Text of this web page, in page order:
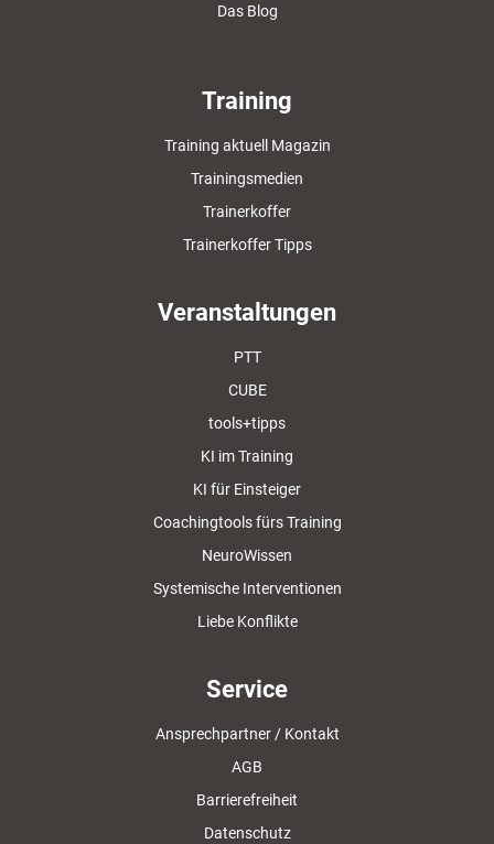
Das Blog
Training
Training aktuell Magazin
Trainingsmedien
Trainerkoffer
Trainerkoffer Tipps
Veranstaltungen
PTT
CUBE
tools+tipps
KI im Training
KI für Einsteiger
Coachingtools fürs Training
NeuroWissen
Systemische Interventionen
Liebe Konflikte
Service
Ansprechpartner / Kontakt
AGB
Barrierefreiheit
Datenschutz